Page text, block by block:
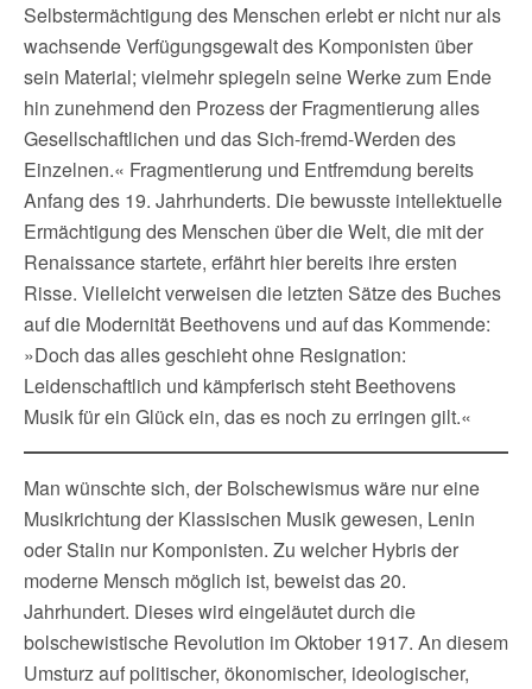
Selbstermächtigung des Menschen erlebt er nicht nur als
wachsende Verfügungsgewalt des Komponisten über
sein Material; vielmehr spiegeln seine Werke zum Ende
hin zunehmend den Prozess der Fragmentierung alles
Gesellschaftlichen und das Sich-fremd-Werden des
Einzelnen.« Fragmentierung und Entfremdung bereits
Anfang des 19. Jahrhunderts. Die bewusste intellektuelle
Ermächtigung des Menschen über die Welt, die mit der
Renaissance startete, erfährt hier bereits ihre ersten
Risse. Vielleicht verweisen die letzten Sätze des Buches
auf die Modernität Beethovens und auf das Kommende:
»Doch das alles geschieht ohne Resignation:
Leidenschaftlich und kämpferisch steht Beethovens
Musik für ein Glück ein, das es noch zu erringen gilt.«
Man wünschte sich, der Bolschewismus wäre nur eine
Musikrichtung der Klassischen Musik gewesen, Lenin
oder Stalin nur Komponisten. Zu welcher Hybris der
moderne Mensch möglich ist, beweist das 20.
Jahrhundert. Dieses wird eingeläutet durch die
bolschewistische Revolution im Oktober 1917. An diesem
Umsturz auf politischer, ökonomischer, ideologischer,